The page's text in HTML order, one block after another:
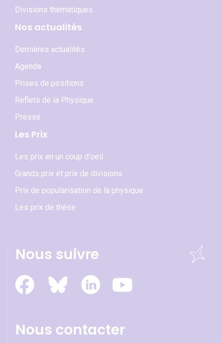
Divisions thématiques
Nos actualités
Dernières actualités
Agenda
Prises de positions
Reflets de la Physique
Presse
Les Prix
Les prix en un coup d'oeil
Grands prix et prix de divisions
Prix de popularisation de la physique
Les prix de thèse
Nous suivre
Nous contacter